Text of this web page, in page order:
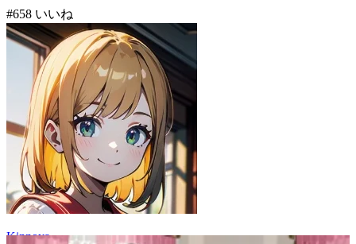
#658 いいね
Kinnoya